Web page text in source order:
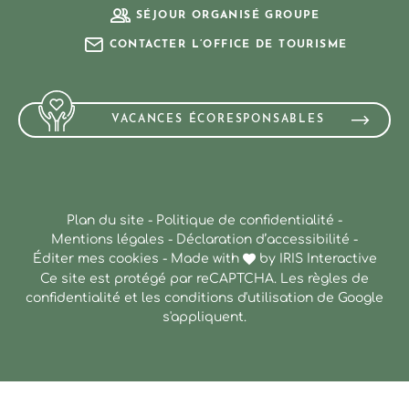
SÉJOUR ORGANISÉ GROUPE
CONTACTER L’OFFICE DE TOURISME
VACANCES ÉCORESPONSABLES
Plan du site - Politique de confidentialité -
Mentions légales - Déclaration d’accessibilité -
Éditer mes cookies - Made with by
IRIS Interactive
Ce site est protégé par reCAPTCHA. Les règles de
confidentialité et les conditions d'utilisation de Google
s'appliquent.